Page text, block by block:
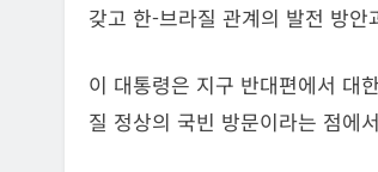
갖고 한-브라질 관계의 발전 방
이 대통령은 지구 반대편에서 대
질 정상의 국빈 방문이라는 점에